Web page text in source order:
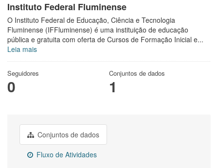
Instituto Federal Fluminense
O Instituto Federal de Educação, Ciência e Tecnologia
Fluminense (IFFluminense) é uma instituição de educação
pública e gratuita com oferta de Cursos de Formação Inicial e...
Leia mais
Seguidores
0
Conjuntos de dados
1
Conjuntos de dados
Fluxo de Atividades